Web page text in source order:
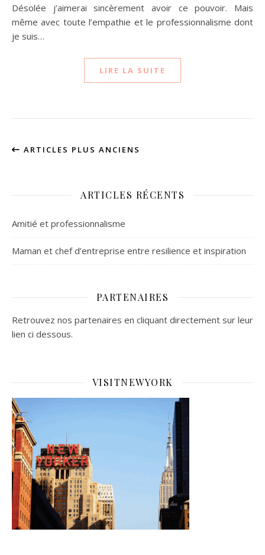
Désolée j’aimerai sincèrement avoir ce pouvoir. Mais
même avec toute l’empathie et le professionnalisme dont
je suis…
LIRE LA SUITE
ARTICLES PLUS ANCIENS
ARTICLES RÉCENTS
Amitié et professionnalisme
Maman et chef d’entreprise entre resilience et inspiration
PARTENAIRES
Retrouvez nos partenaires en cliquant directement sur leur
lien ci dessous.
VISITNEWYORK